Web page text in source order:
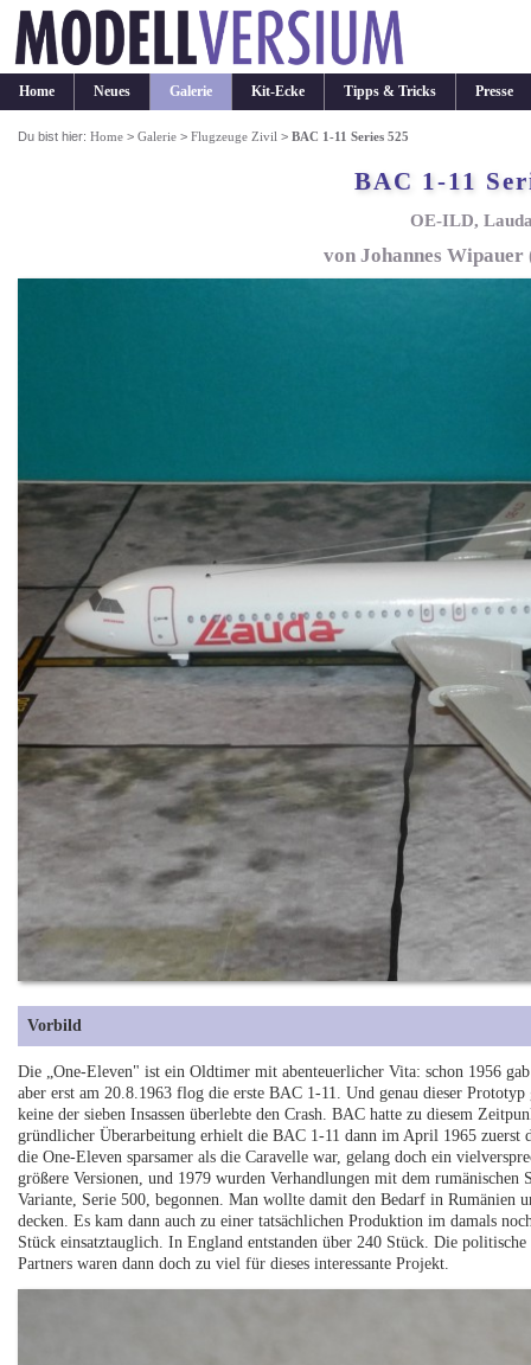
Home Neues Galerie Kit-Ecke Tipps & Tricks Presse
Du bist hier:Home >Galerie >Flugzeuge Zivil >BAC 1-11 Series 525
BAC 1-11
OE-ILD,
von Johannes
Vorbild
Die „One-Eleven" ist ein Oldtimer mit abenteuerlicher Vita: schon 1956
aber erst am 20.8.1963 flog die erste BAC 1-11. Und genau dieser
keine der sieben Insassen überlebte den Crash. BAC hatte zu diesem
gründlicher Überarbeitung erhielt die BAC 1-11 dann im April 1965 zuerst
die One-Eleven sparsamer als die Caravelle war, gelang doch ein
größere Versionen, und 1979 wurden Verhandlungen mit dem
Variante, Serie 500, begonnen. Man wollte damit den Bedarf in Rumänien
decken. Es kam dann auch zu einer tatsächlichen Produktion im damals
Stück einsatztauglich. In England entstanden über 240 Stück. Die
Partners waren dann doch zu viel für dieses interessante Projekt.